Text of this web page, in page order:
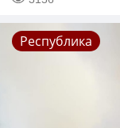
Республика